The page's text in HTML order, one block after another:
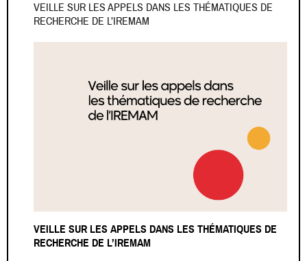
VEILLE SUR LES APPELS DANS LES THÉMATIQUES DE
RECHERCHE DE L’IREMAM
VEILLE SUR LES APPELS DANS LES THÉMATIQUES DE
RECHERCHE DE L’IREMAM